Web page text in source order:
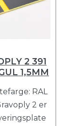
2 391
1,5MM
RAL
2 er